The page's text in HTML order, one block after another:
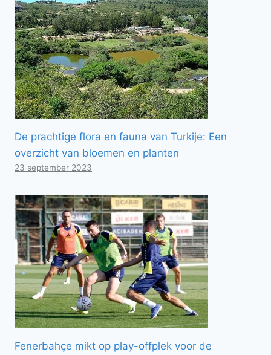
De prachtige flora en fauna van Turkije: Een
overzicht van bloemen en planten
23 september 2023
Fenerbahçe mikt op play-offplek voor de